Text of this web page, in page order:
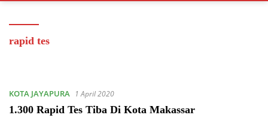
rapid tes
KOTA JAYAPURA 1 April 2020
1.300 Rapid Tes Tiba Di Kota Makassar